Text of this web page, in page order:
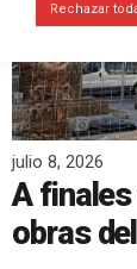
julio 8, 2026
A
obras
Rechazar